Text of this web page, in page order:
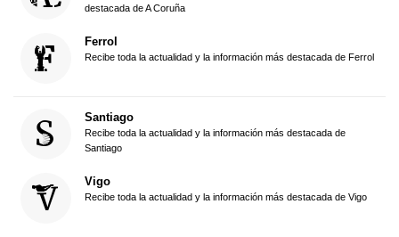
destacada de A Coruña
Ferrol
Recibe toda la actualidad y la información más destacada de Ferrol
Santiago
Recibe toda la actualidad y la información más destacada de
Santiago
Vigo
Recibe toda la actualidad y la información más destacada de Vigo